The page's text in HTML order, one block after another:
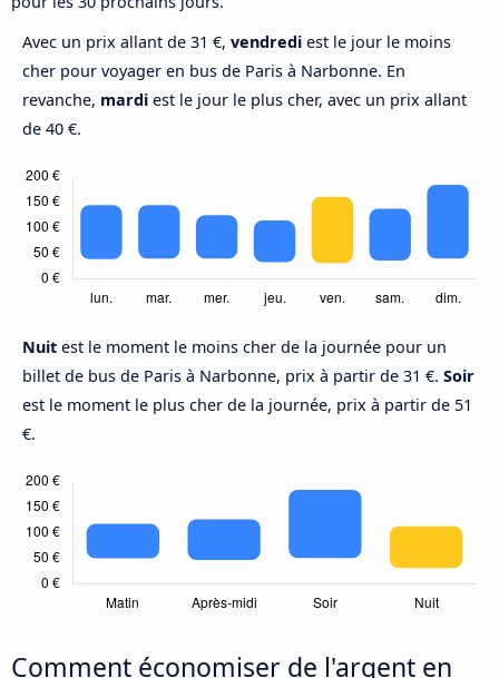
Avec un prix allant de 31 €, vendredi est le jour le moins
cher pour voyager en bus de Paris à Narbonne. En
revanche, mardi est le jour le plus cher, avec un prix allant
de 40 €.
Nuit est le moment le moins cher de la journée pour un
billet de bus de Paris à Narbonne, prix à partir de 31 €. Soir
est le moment le plus cher de la journée, prix à partir de 51
€.
Comment économiser de l'argent en